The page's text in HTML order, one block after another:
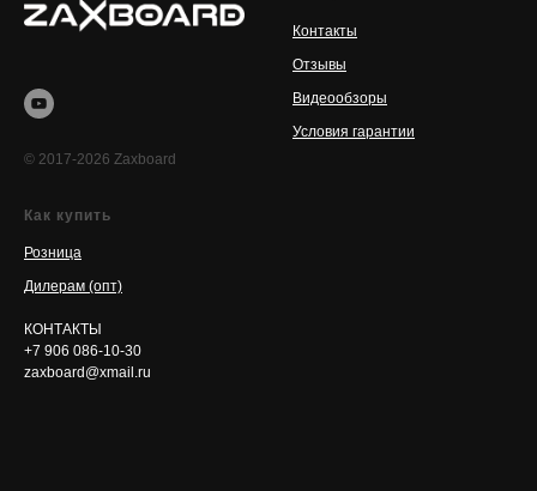
© 2017-2026 Zaxboard
Контакты
Отзывы
Видеообзоры
Условия гарантии
Как купить
Розница
Дилерам (опт)
КОНТАКТЫ
+7 906 086-10-30
zaxboard@xmail.ru